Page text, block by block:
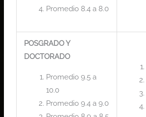
Promedio 8.4 a 8.0
POSGRADO Y
DOCTORADO
Promedio 9.5 a
10.0
Promedio 9.4 a 9.0